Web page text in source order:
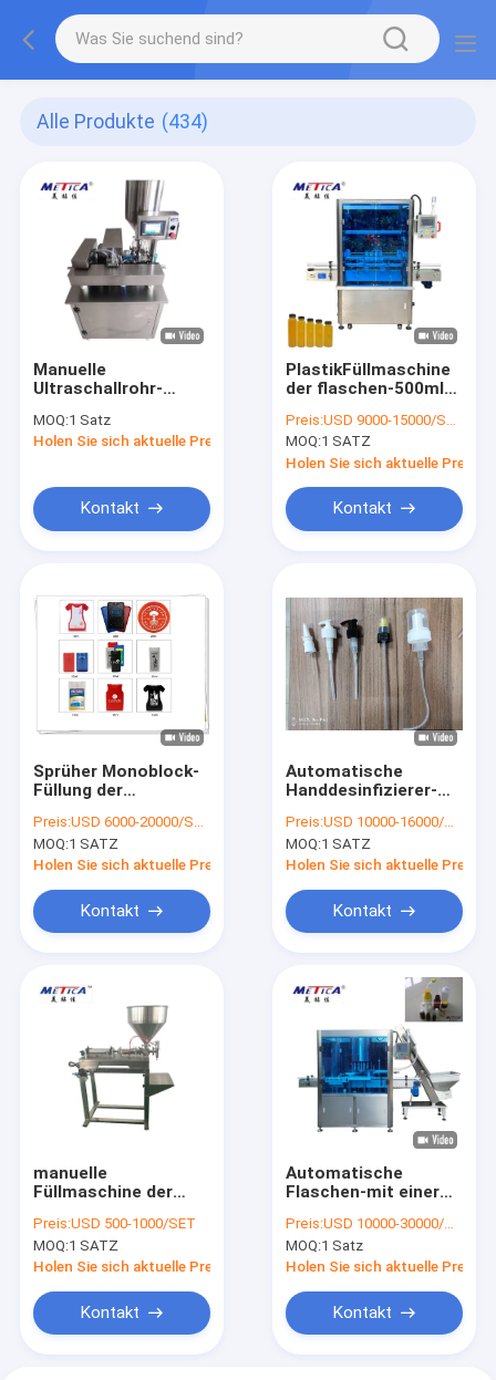
Alle Produkte (434)
Manuelle
Ultraschallrohr-
versiegelnde
Maschine für Reihe
MOQ:1 Satz
Holen Sie sich aktuelle Preis
Kontakt
PlastikFüllmaschine
der flaschen-500ml
Pumpen-
Getränkefüllmaschine
Preis:USD 9000-15000/SET
MOQ:1 SATZ
Holen Sie sich aktuelle Preis
Kontakt
Sprüher Monoblock-
Füllung der
und mit einer Kappe
bedeckende
Maschine
Preis:USD 6000-20000/SET
MOQ:1 SATZ
Holen Sie sich aktuelle Preis
Kontakt
Automatische
Handdesinfizierer-
Maschine und
Sprüher-Pumpen-
Kappe
Preis:USD 10000-16000/SET
MOQ:1 SATZ
Holen Sie sich aktuelle Preis
Kontakt
manuelle
Füllmaschine der
1000ml für
Flüssigkeit und Paste
Preis:USD 500-1000/SET
MOQ:1 SATZ
Holen Sie sich aktuelle Preis
Kontakt
Automatische
Flaschen-mit einer
Maschinen-
Drehplastikart hohe
Geschwindigkeit des
Preis:USD 10000-30000/SET
MOQ:1 Satz
Holen Sie sich aktuelle Preis
Kontakt